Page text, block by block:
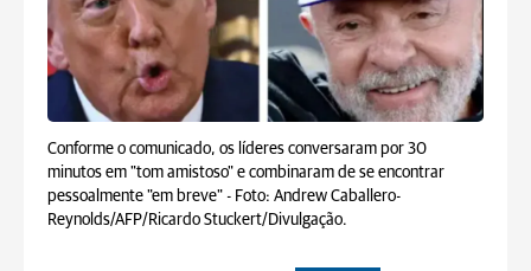
Conforme o comunicado, os líderes conversaram por 30
minutos em "tom amistoso" e combinaram de se encontrar
pessoalmente "em breve" - Foto: Andrew Caballero-
Reynolds/AFP/Ricardo Stuckert/Divulgação.